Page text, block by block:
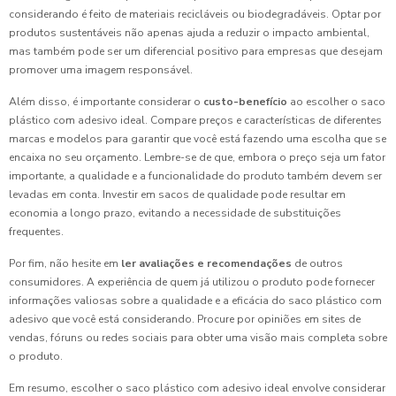
considerando é feito de materiais recicláveis ou biodegradáveis. Optar por
produtos sustentáveis não apenas ajuda a reduzir o impacto ambiental,
mas também pode ser um diferencial positivo para empresas que desejam
promover uma imagem responsável.
Além disso, é importante considerar o custo-benefício ao escolher o saco
plástico com adesivo ideal. Compare preços e características de diferentes
marcas e modelos para garantir que você está fazendo uma escolha que se
encaixa no seu orçamento. Lembre-se de que, embora o preço seja um fator
importante, a qualidade e a funcionalidade do produto também devem ser
levadas em conta. Investir em sacos de qualidade pode resultar em
economia a longo prazo, evitando a necessidade de substituições
frequentes.
Por fim, não hesite em ler avaliações e recomendações de outros
consumidores. A experiência de quem já utilizou o produto pode fornecer
informações valiosas sobre a qualidade e a eficácia do saco plástico com
adesivo que você está considerando. Procure por opiniões em sites de
vendas, fóruns ou redes sociais para obter uma visão mais completa sobre
o produto.
Em resumo, escolher o saco plástico com adesivo ideal envolve considerar